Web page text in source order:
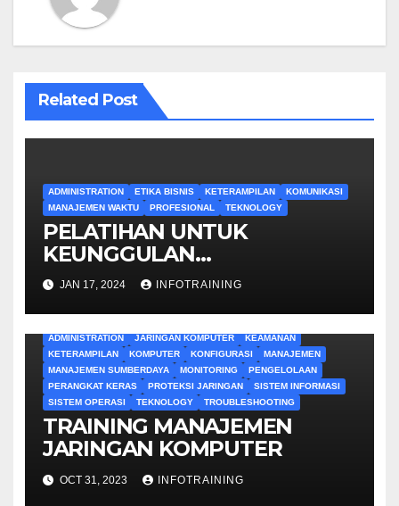
Related Post
ADMINISTRATION ETIKA BISNIS KETERAMPILAN
KOMUNIKASI
MANAJEMEN WAKTU
PROFESIONAL TEKNOLOGY
PELATIHAN UNTUK
KEUNGGULAN
ADMINISTRATIF
JAN 17, 2024 INFOTRAINING
ADMINISTRATION JARINGAN KOMPUTER
KEAMANAN
KETERAMPILAN
KOMPUTER KONFIGURASI
MANAJEMEN
MANAJEMEN SUMBERDAYA
MONITORING
PENGELOLAAN
PERANGKAT KERAS
PROTEKSI JARINGAN
SISTEM INFORMASI
SISTEM OPERASI
TEKNOLOGY TROUBLESHOOTING
TRAINING MANAJEMEN
JARINGAN KOMPUTER
OCT 31, 2023 INFOTRAINING